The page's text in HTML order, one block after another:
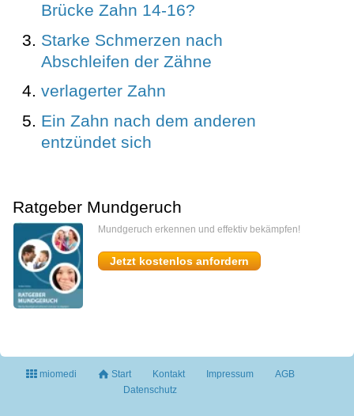
Brücke Zahn 14-16?
Starke Schmerzen nach
Abschleifen der Zähne
verlagerter Zahn
Ein Zahn nach dem anderen
entzündet sich
Ratgeber Mundgeruch
Mundgeruch erkennen und effektiv bekämpfen!
Jetzt kostenlos anfordern
miomedi Start Kontakt Impressum
AGB
Datenschutz